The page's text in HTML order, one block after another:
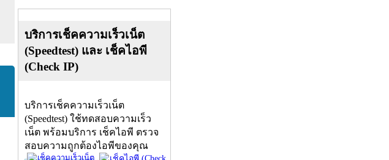
บริการเช็คความเร็วเน็ต
(Speedtest) และ เช็คไอพี
(Check IP)
บริการเช็คความเร็วเน็ต
(Speedtest) ใช้ทดสอบความเร็ว
เน็ต พร้อมบริการ เช็คไอพี ตรวจ
สอบความถูกต้องไอพีของคุณ